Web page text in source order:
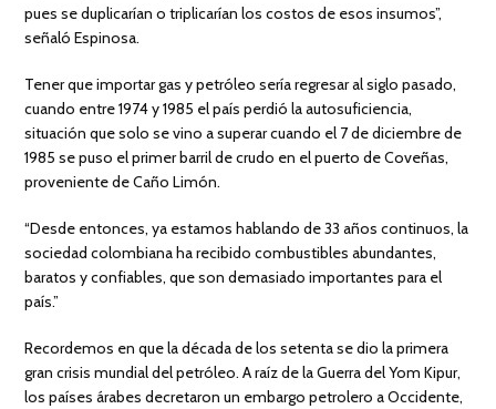
pues se duplicarían o triplicarían los costos de esos insumos”,
señaló Espinosa.
Tener que importar gas y petróleo sería regresar al siglo pasado,
cuando entre 1974 y 1985 el país perdió la autosuficiencia,
situación que solo se vino a superar cuando el 7 de diciembre de
1985 se puso el primer barril de crudo en el puerto de Coveñas,
proveniente de Caño Limón.
“Desde entonces, ya estamos hablando de 33 años continuos, la
sociedad colombiana ha recibido combustibles abundantes,
baratos y confiables, que son demasiado importantes para el
país.”
Recordemos en que la década de los setenta se dio la primera
gran crisis mundial del petróleo. A raíz de la Guerra del Yom Kipur,
los países árabes decretaron un embargo petrolero a Occidente,